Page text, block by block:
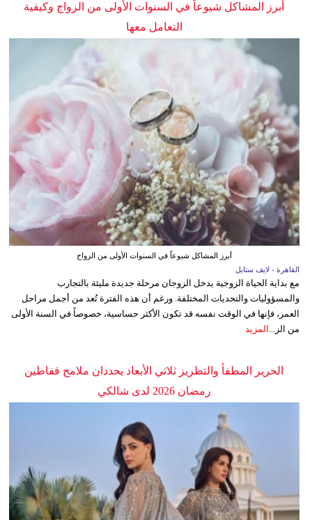
أبرز المشاكل شيوعاً في السنوات الأولى من الزواج وكيفية
التعامل معها
أبرز المشاكل شيوعاً في السنوات الأولى من الزواج
القاهرة - لايف ستايل
مع بداية الحياة الزوجية يدخل الزوجان مرحلة جديدة مليئة بالتجارب
والمسؤوليات والتحديات المختلفة. ورغم أن هذه الفترة تُعد من أجمل مراحل
العمر، فإنها في الوقت نفسه قد تكون الأكثر حساسية، خصوصاً في السنة الأولى
من الز...
المزيد
الحرير المطفأ والتطريز ثلاثي الأبعاد يحددان ملامح قفاطين
رمضان 2026 لدى شالكي